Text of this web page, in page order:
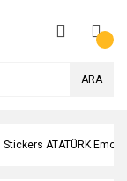
ARA
Stickers ATATÜRK